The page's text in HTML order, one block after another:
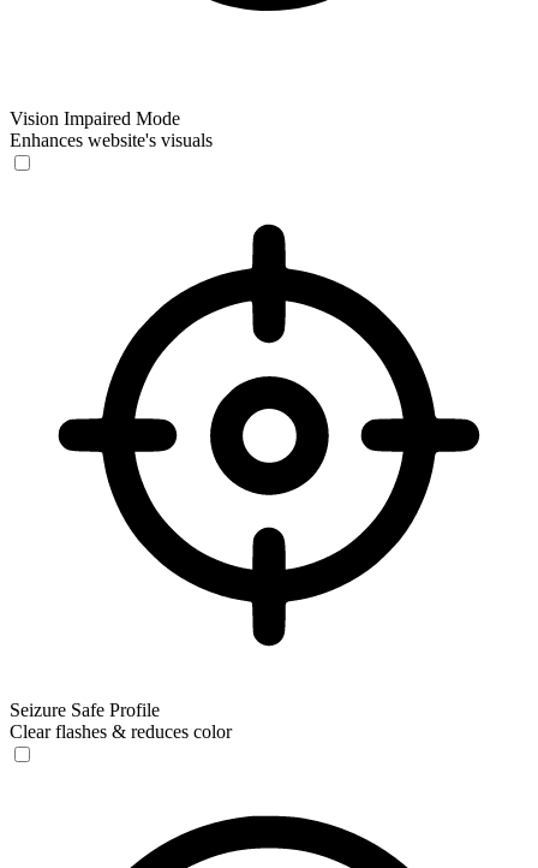
Vision Impaired Mode
Enhances website's visuals
Seizure Safe Profile
Clear flashes & reduces color